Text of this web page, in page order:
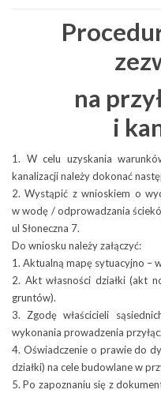
https://
naszej działalności
działu.
Inwestycje i
Zasoby
Obsługa klientów
Oferta
Zapraszamy do działu
i ściekowej. Poznaj pełen
z wodą i ściekami.
mieszkańcom nie tylko
Dostarczanie wody
Obecnie wodociąg
Sprzątanie i odpady
na
i
1. W celu uzyskania
kanalizacji należy dokonać
2. Wystąpić z wnioskiem o
w wodę / odprowadzania
ul Słoneczna 7.
Do wniosku należy załączyć:
1. Aktualną mapę sytuacyjno –
2. Akt własności działki (akt
gruntów).
3. Zgodę właścicieli
wykonania prowadzenia
4. Oświadczenie o prawie do
działki) na cele budowlane w
5. Po zapoznaniu się z